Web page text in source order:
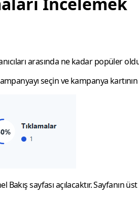
arasında ne kadar popüler
seçin ve kampanya
Bakışsayfası açılacaktır. Sayfanın